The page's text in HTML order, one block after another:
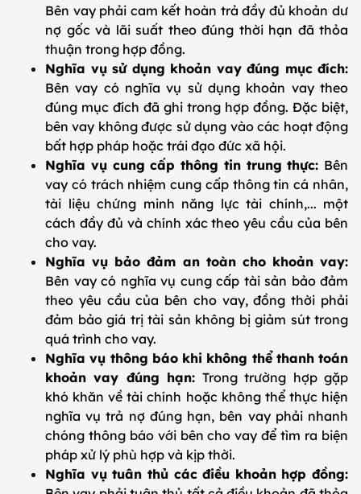
Bên vay phải cam kết hoàn trả đầy đủ khoản dư
nợ gốc và lãi suất theo đúng thời hạn đã thỏa
thuận trong hợp đồng.
Nghĩa vụ sử dụng khoản vay đúng mục đích:
Bên vay có nghĩa vụ sử dụng khoản vay theo
đúng mục đích đã ghi trong hợp đồng. Đặc biệt,
bên vay không được sử dụng vào các hoạt động
bất hợp pháp hoặc trái đạo đức xã hội.
Nghĩa vụ cung cấp thông tin trung thực: Bên
vay có trách nhiệm cung cấp thông tin cá nhân,
tài liệu chứng minh năng lực tài chính,... một
cách đầy đủ và chính xác theo yêu cầu của bên
cho vay.
Nghĩa vụ bảo đảm an toàn cho khoản vay:
Bên vay có nghĩa vụ cung cấp tài sản bảo đảm
theo yêu cầu của bên cho vay, đồng thời phải
đảm bảo giá trị tài sản không bị giảm sút trong
quá trình cho vay.
Nghĩa vụ thông báo khi không thể thanh toán
khoản vay đúng hạn: Trong trường hợp gặp
khó khăn về tài chính hoặc không thể thực hiện
nghĩa vụ trả nợ đúng hạn, bên vay phải nhanh
chóng thông báo với bên cho vay để tìm ra biện
pháp xử lý phù hợp và kịp thời.
Nghĩa vụ tuân thủ các điều khoản hợp đồng: